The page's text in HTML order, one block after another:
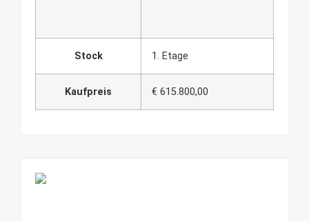
Stock 1. Etage
Kaufpreis € 615.800,00